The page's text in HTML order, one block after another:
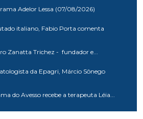
Adelor Lessa (07/08/2026)
italiano, Fabio Porta comenta
Zanatta Trichez - fundador e...
da Epagri, Márcio Sônego
do Avesso recebe a terapeuta Léia...